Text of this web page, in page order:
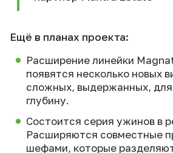
Ещё в планах проекта:
Расширение линейки
появятся несколько новых
сложных, выдержанных,
глубину.
Состоится серия ужинов в
Расширяются совместные
шефами, которые